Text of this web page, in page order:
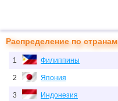
Распределение по странам
1 Филиппины
2 Япония
3 Индонезия